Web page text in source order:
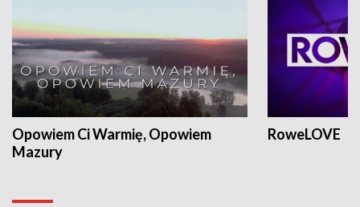
Opowiem Ci Warmię, Opowiem
Mazury
RoweLOVE